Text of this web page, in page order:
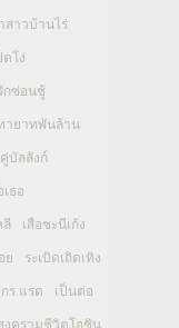
สาวบ้านไร่
ดโง่
กซ่อนชู้
ายาทพันล้าน
บัลลังก์
ธอ
ลี เสือชะนีเก้ง
ย ระเบิดเถิดเทิง
ร แรด เป็นต่อ
งครามชีวิตโอชิน